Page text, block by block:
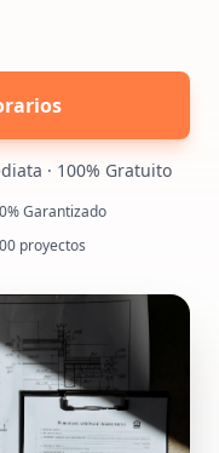
· 100% Gratuito
Garantizado
proyectos